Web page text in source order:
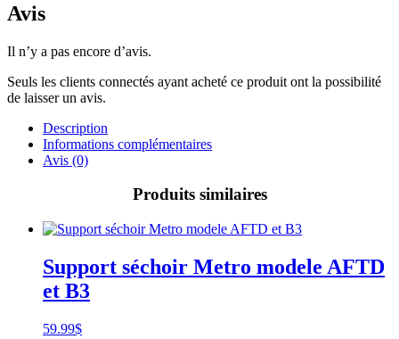
Avis
Il n’y a pas encore d’avis.
Seuls les clients connectés ayant acheté ce produit ont la possibilité
de laisser un avis.
Description
Informations complémentaires
Avis (0)
Produits similaires
Support séchoir Metro modele AFTD
et B3
59.99$